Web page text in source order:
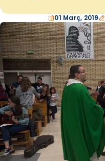
01 Març, 2019